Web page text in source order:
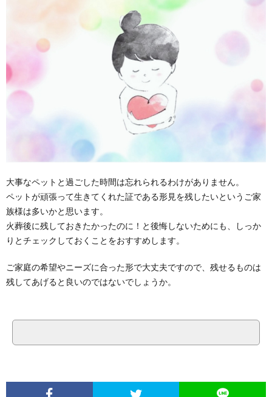
大事なペットと過ごした時間は忘れられるわけがありません。
ペットが頑張って生きてくれた証である形見を残したいというご家
族様は多いかと思います。
火葬後に残しておきたかったのに！と後悔しないためにも、しっか
りとチェックしておくことをおすすめします。
ご家庭の希望やニーズに合った形で大丈夫ですので、残せるものは
残してあげると良いのではないでしょうか。